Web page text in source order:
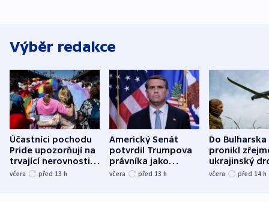
Výběr redakce
Účastníci pochodu
Pride upozorňují na
trvající nerovnosti i
společenskou
včera před 13 h
Americký Senát
potvrdil Trumpova
právníka jako
ministra
včera před 13 h
Do Bulharska
pronikl
ukrajinský
explodoval
včera před 14 h